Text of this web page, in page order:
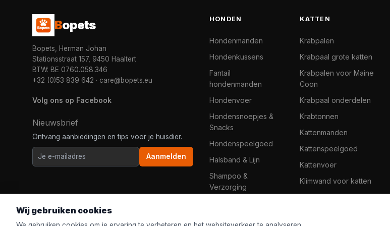
Bopets
Bopets, Herman Johan
Stationsstraat 157, 9450 Haaltert
BTW: BE 0760.058.346
+32 (0)53 839 642 · care@bopets.eu
Volg ons op Facebook
Nieuwsbrief
Ontvang aanbiedingen en tips voor je huisdier.
Aanmelden
HONDEN
Hondenmanden
Hondenkussens
Fantail
hondenmanden
Hondenvoer
Hondensnoepjes &
Snacks
Hondenspeelgoed
Halsband & Lijn
Shampoo &
Verzorging
KATTEN
Krabpalen
Krabpaal grote katten
Krabpalen voor Maine
Coon
Krabpaal onderdelen
Krabtonnen
Kattenmanden
Kattenspeelgoed
Kattenvoer
Klimwand voor katten
Wij gebruiken cookies